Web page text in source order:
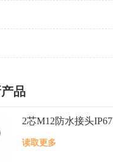
品
2芯M12防水接头IP67
读取更多